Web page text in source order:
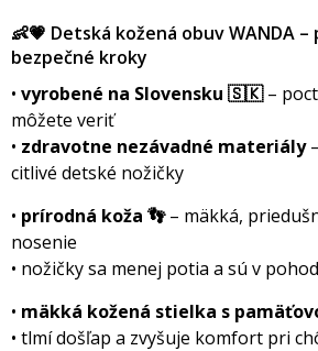
👶💗 Detská kožená obuv WANDA
bezpečné kroky
• vyrobené na Slovensku 🇸🇰–
môžete veriť
• zdravotne nezávadné materiály
citlivé detské nožičky
• prírodná koža 👣– mäkká,
nosenie
• nožičky sa menej potia a sú v
• mäkká kožená stielka s
• tlmí došľap a zvyšuje komfort pri